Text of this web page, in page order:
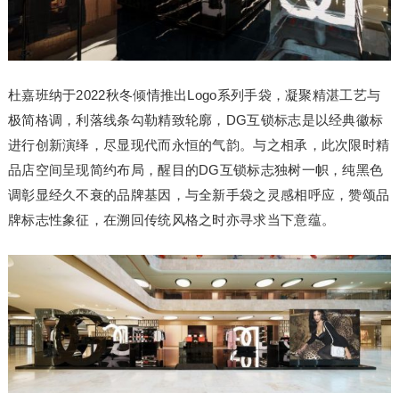
杜嘉班纳于2022秋冬倾情推出Logo系列手袋，凝聚精湛工艺与
极简格调，利落线条勾勒精致轮廓，DG互锁标志是以经典徽标
进行创新演绎，尽显现代而永恒的气韵。与之相承，此次限时精
品店空间呈现简约布局，醒目的DG互锁标志独树一帜，纯黑色
调彰显经久不衰的品牌基因，与全新手袋之灵感相呼应，赞颂品
牌标志性象征，在溯回传统风格之时亦寻求当下意蕴。